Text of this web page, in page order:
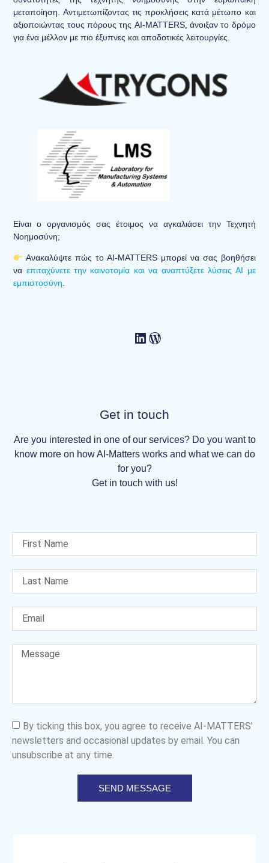
μεταποίηση. Αντιμετωπίζοντας τις προκλήσεις κατά μέτωπο και
αξιοποιώντας τους πόρους της AI-MATTERS, άνοιξαν το δρόμο
για ένα μέλλον με πιο έξυπνες και αποδοτικές λειτουργίες.
Είναι ο οργανισμός σας έτοιμος να αγκαλιάσει την Τεχνητή
Νοημοσύνη;
Ανακαλύψτε πώς το AI-MATTERS μπορεί να σας βοηθήσει
να επιταχύνετε την καινοτομία και να αναπτύξετε λύσεις AI με
εμπιστοσύνη.
Get in touch
Are you interested in one of our services? Do you want to
know more on how AI-Matters works and what we can do
for you?
Get in touch with us!
By ticking this box, you agree to receive AI-MATTERS'
newsletters and occasional updates by email. You can
unsubscribe at any time.
SEND MESSAGE